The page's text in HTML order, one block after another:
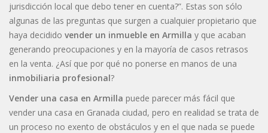
jurisdicción local que debo tener en cuenta?”. Estas son sólo
algunas de las preguntas que surgen a cualquier propietario que
haya decidido vender un inmueble en Armilla y que acaban
generando preocupaciones y en la mayoría de casos retrasos
en la venta. ¿Así que por qué no ponerse en manos de una
inmobiliaria profesional?
Vender una casa en Armilla puede parecer más fácil que
vender una casa en Granada ciudad, pero en realidad se trata de
un proceso no exento de obstáculos y en el que nada se puede